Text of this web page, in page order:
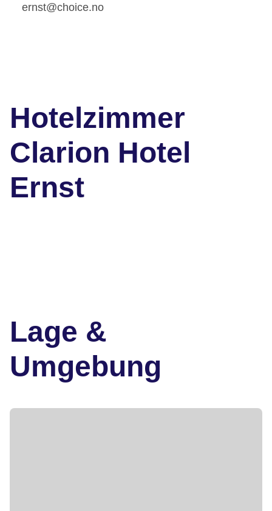
ernst@choice.no
Hotelzimmer
Clarion Hotel
Ernst
Lage &
Umgebung